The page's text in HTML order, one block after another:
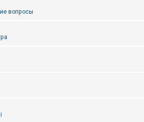
вопросы